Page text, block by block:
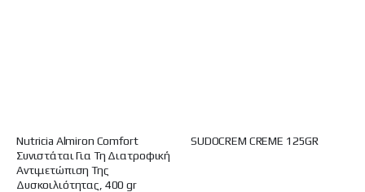
Nutricia Almiron Comfort
Συνιστάται Για Τη Διατροφική
Αντιμετώπιση Της
Δυσκοιλιότητας, 400 gr
SUDOCREM CREME 125GR